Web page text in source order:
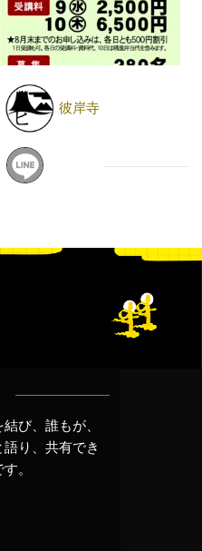
彼岸寺
び、誰もが、
り、共有でき
。